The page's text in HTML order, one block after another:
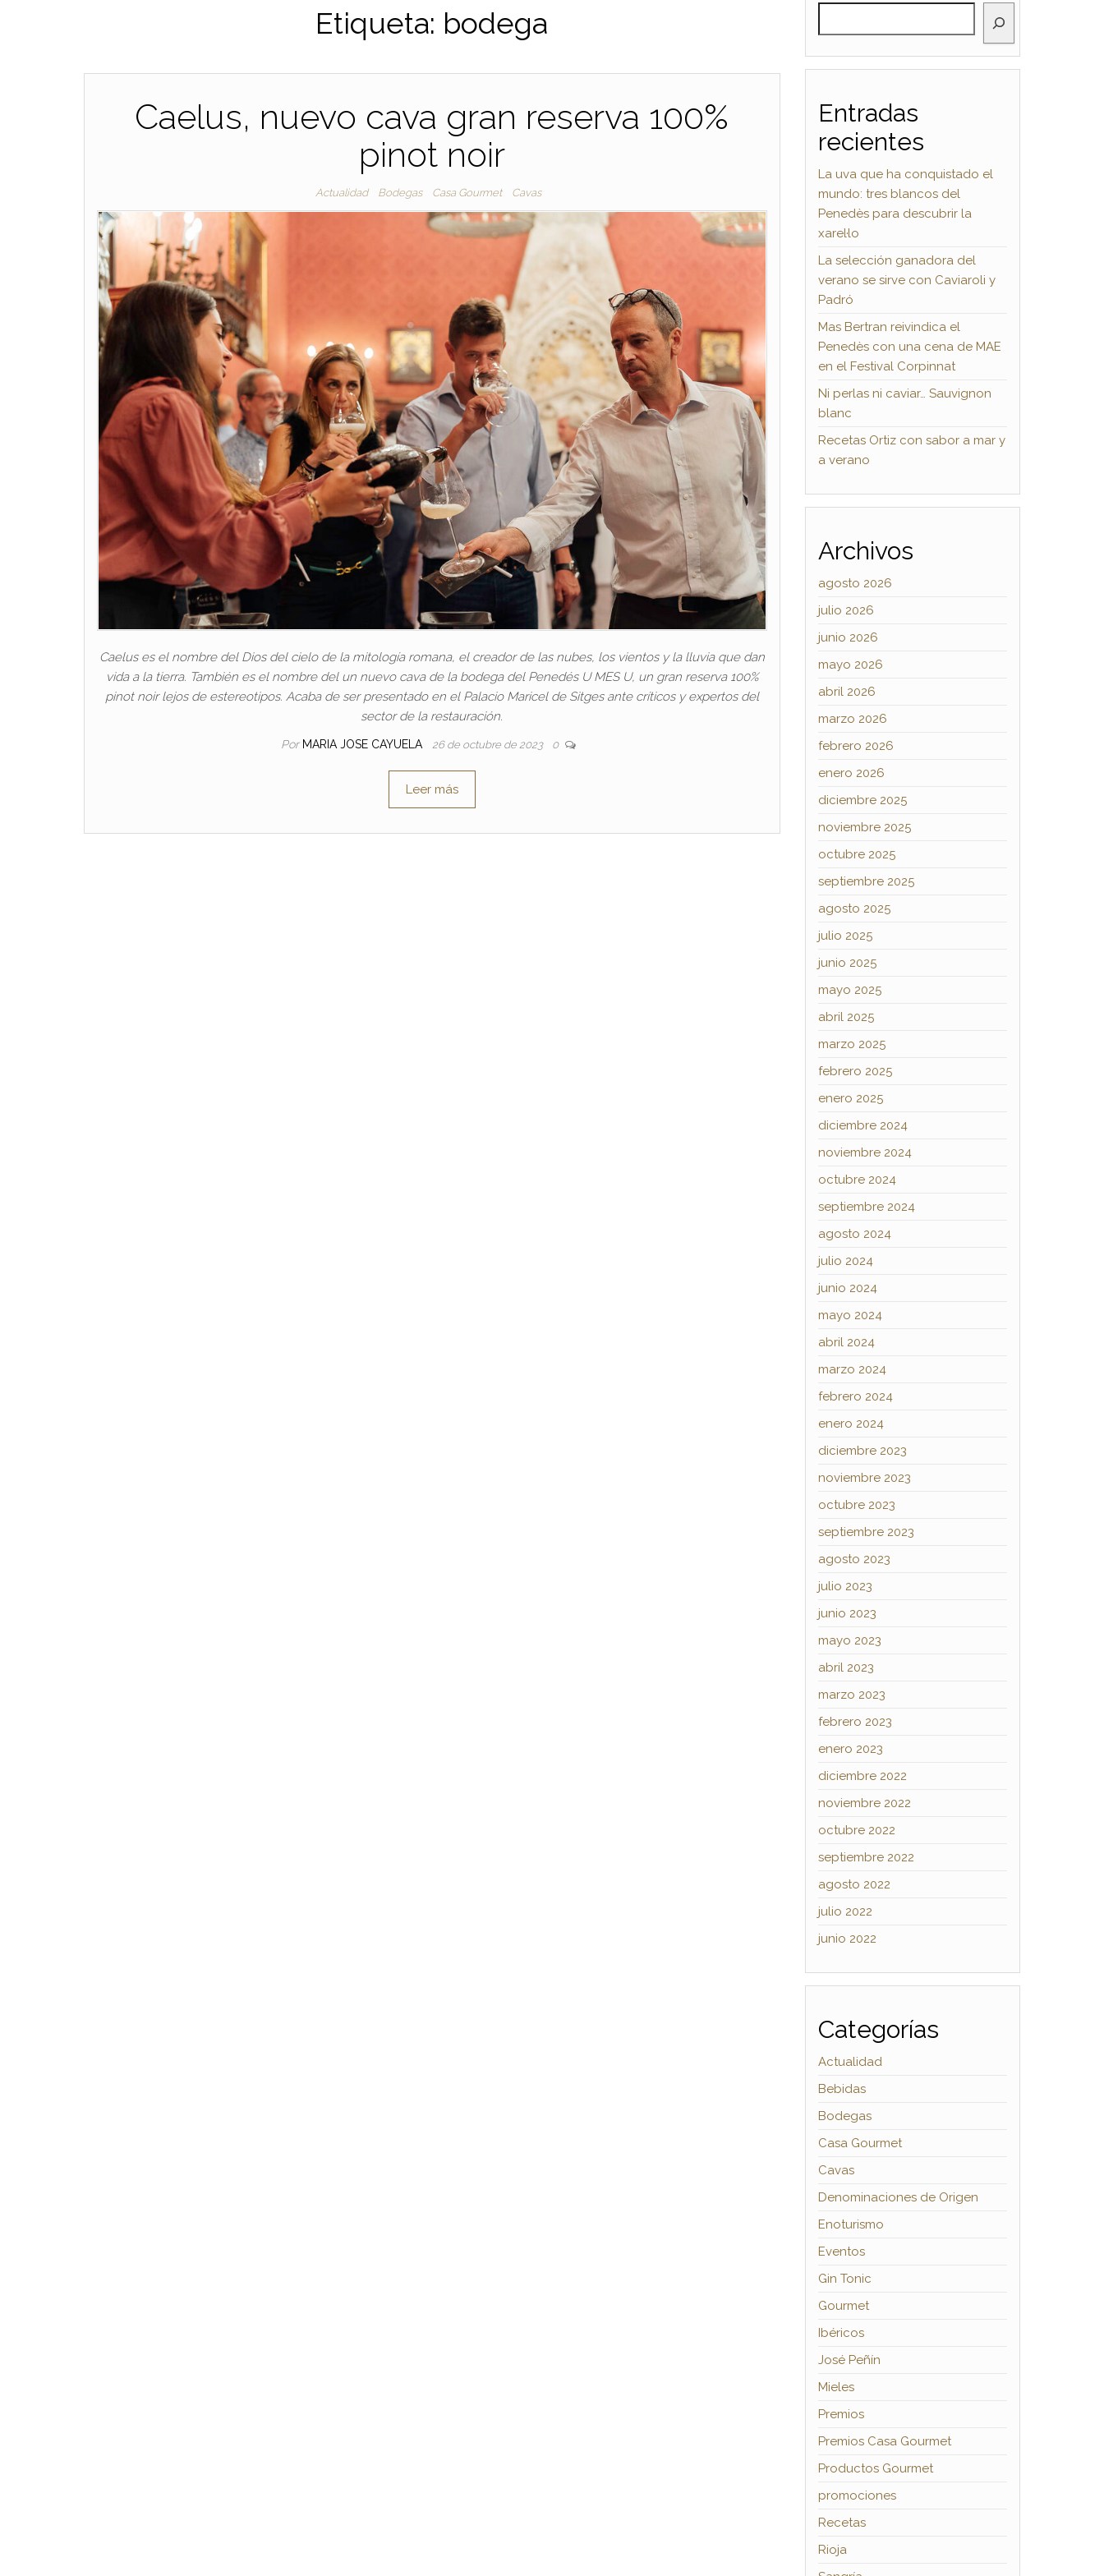
Etiqueta: bodega
Caelus, nuevo cava gran reserva 100%
pinot noir
Actualidad Bodegas Casa Gourmet Cavas
Caelus es el nombre del Dios del cielo de la mitología romana, el creador de las nubes, los vientos y la lluvia que dan
vida a la tierra. También es el nombre del un nuevo cava de la bodega del Penedés U MES U, un gran reserva 100%
pinot noir lejos de estereotipos. Acaba de ser presentado en el Palacio Maricel de Sitges ante críticos y expertos del
sector de la restauración.
Por MARIA JOSE CAYUELA 26 de octubre de 2023 0
Leer más
Entradas
recientes
La uva que ha conquistado el
mundo: tres blancos del
Penedès para descubrir la
xarel·lo
La selección ganadora del
verano se sirve con Caviaroli y
Padró
Mas Bertran reivindica el
Penedès con una cena de MAE
en el Festival Corpinnat
Ni perlas ni caviar… Sauvignon
blanc
Recetas Ortiz con sabor a mar y
a verano
Archivos
agosto 2026
julio 2026
junio 2026
mayo 2026
abril 2026
marzo 2026
febrero 2026
enero 2026
diciembre 2025
noviembre 2025
octubre 2025
septiembre 2025
agosto 2025
julio 2025
junio 2025
mayo 2025
abril 2025
marzo 2025
febrero 2025
enero 2025
diciembre 2024
noviembre 2024
octubre 2024
septiembre 2024
agosto 2024
julio 2024
junio 2024
mayo 2024
abril 2024
marzo 2024
febrero 2024
enero 2024
diciembre 2023
noviembre 2023
octubre 2023
septiembre 2023
agosto 2023
julio 2023
junio 2023
mayo 2023
abril 2023
marzo 2023
febrero 2023
enero 2023
diciembre 2022
noviembre 2022
octubre 2022
septiembre 2022
agosto 2022
julio 2022
junio 2022
Categorías
Actualidad
Bebidas
Bodegas
Casa Gourmet
Cavas
Denominaciones de Origen
Enoturismo
Eventos
Gin Tonic
Gourmet
Ibéricos
José Peñín
Mieles
Premios
Premios Casa Gourmet
Productos Gourmet
promociones
Recetas
Rioja